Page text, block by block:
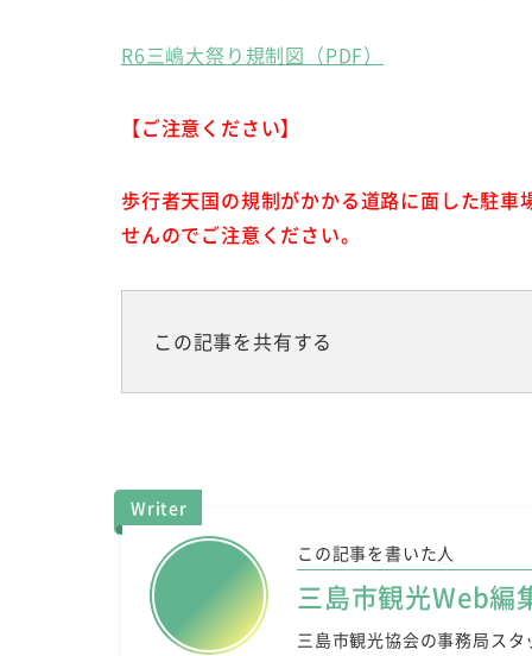
R6三嶋大祭り規制図（PDF）
【ご注意ください】
歩行者天国の規制がかかる道路に面した駐
せんのでご注意ください。
この記事を共有する
Writer
この記事を書いた人
三島市観光Web編
三島市観光協会の事務局ス